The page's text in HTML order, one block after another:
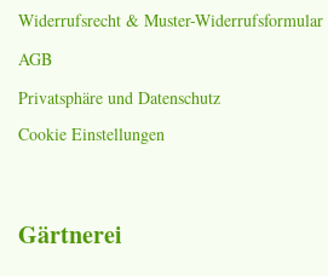
Widerrufsrecht & Muster-Widerrufsformular
AGB
Privatsphäre und Datenschutz
Cookie Einstellungen
Gärtnerei